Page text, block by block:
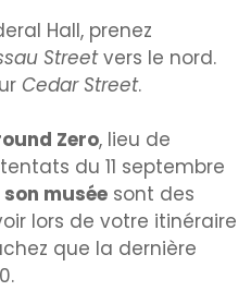
Hall, prenez
Streetvers le nord.
Cedar Street.
Zero, lieu de
du 11 septembre
musée sont des
lors de votre itinéraire
que la dernière